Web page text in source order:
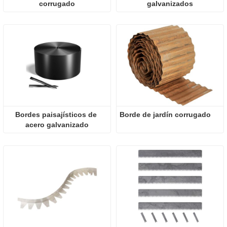
corrugado galvanizados
Bordes paisajísticos de
acero galvanizado
Borde de jardín corrugado